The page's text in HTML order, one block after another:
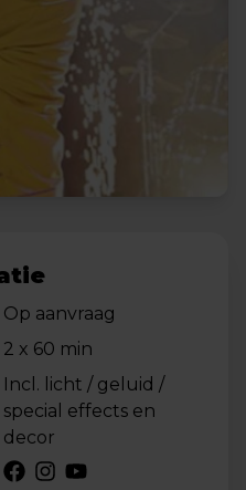
Op aanvraag
2 x 60 min
Incl. licht / geluid /
special effects en
decor